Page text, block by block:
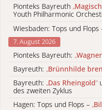
Pionteks Bayreuth „
Youth Philharmonic
Wiesbaden: Tops und Flops
7. August 2026
Pionteks Bayreuth: „
Bayreuth: „Brünnhilde
Bayreuth: „Das Rheingold“
des zweiten Zyklus
Hagen: Tops und Flops – „